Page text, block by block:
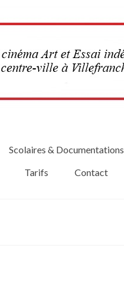
Scolaires & Documentations
Tarifs Contact